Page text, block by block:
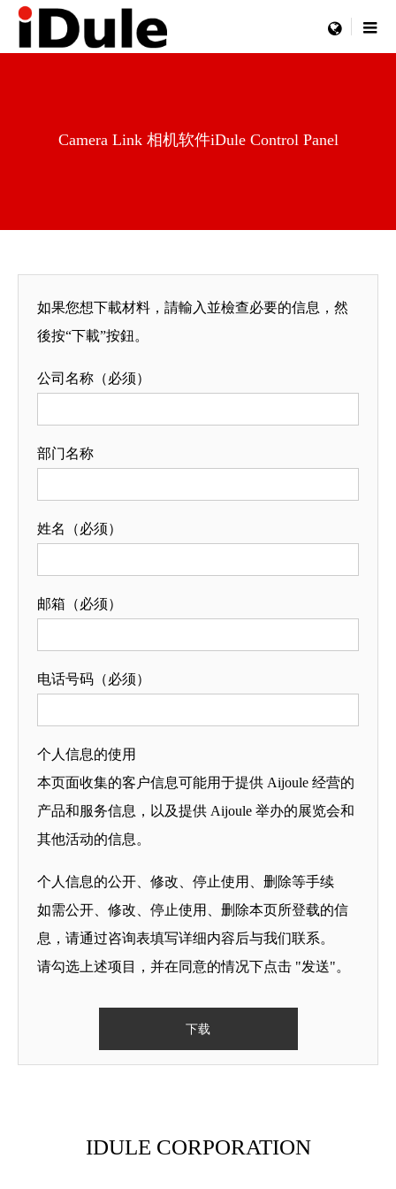
menu
Camera Link 相机软件iDule Control Panel
如果您想下載材料，請輸入並檢查必要的信息，然
後按“下載”按鈕。
公司名称（必须）
部门名称
姓名（必须）
邮箱（必须）
电话号码（必须）
个人信息的使用
本页面收集的客户信息可能用于提供 Aijoule 经营的
产品和服务信息，以及提供 Aijoule 举办的展览会和
其他活动的信息。
个人信息的公开、修改、停止使用、删除等手续
如需公开、修改、停止使用、删除本页所登载的信
息，请通过咨询表填写详细内容后与我们联系。
请勾选上述项目，并在同意的情况下点击 "发送"。
IDULE CORPORATION